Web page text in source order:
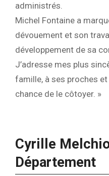
administrés.
Michel Fontaine a
dévouement et son
développement de sa
J’adresse mes plus
famille, à ses proches
chance de le côtoyer. »
Cyrille
Département